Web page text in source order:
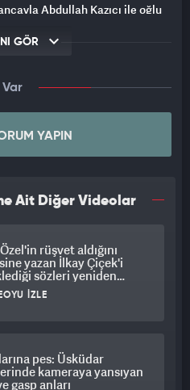
Abdullah Kazıcı ile oğlu
Kazıcı ve oğlu ihbar üzerine
tarafından İnönü Üniversitesi
ise polis ekipleri tarafından
bir bölgede suç aleti ile
Kazıcı, doktorların tüm
tedavisine devam ediliyor.
GÖR
Var
YAPIN
Ait Diğer Videolar
rüşvet aldığını
yazan İlkay Çiçek'i
sözleri yeniden
olduİZLE
pes: Üsküdar
kameraya yansıyan
gasp anları